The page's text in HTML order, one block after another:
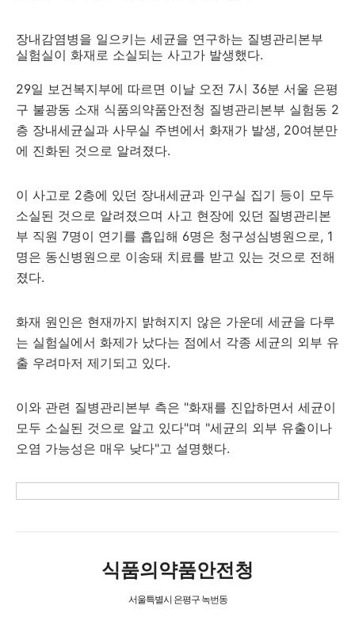
장내감염병을 일으키는 세균을 연구하는 질병관리본부
실험실이 화재로 소실되는 사고가 발생했다.
29일 보건복지부에 따르면 이날 오전 7시 36분 서울 은평
구 불광동 소재 식품의약품안전청 질병관리본부 실험동 2
층 장내세균실과 사무실 주변에서 화재가 발생, 20여분만
에 진화된 것으로 알려졌다.
이 사고로 2층에 있던 장내세균과 인구실 집기 등이 모두
소실된 것으로 알려졌으며 사고 현장에 있던 질병관리본
부 직원 7명이 연기를 흡입해 6명은 청구성심병원으로, 1
명은 동신병원으로 이송돼 치료를 받고 있는 것으로 전해
졌다.
화재 원인은 현재까지 밝혀지지 않은 가운데 세균을 다루
는 실험실에서 화제가 났다는 점에서 각종 세균의 외부 유
출 우려마저 제기되고 있다.
이와 관련 질병관리본부 측은 "화재를 진압하면서 세균이
모두 소실된 것으로 알고 있다"며 "세균의 외부 유출이나
오염 가능성은 매우 낮다"고 설명했다.